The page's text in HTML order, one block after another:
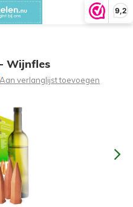
9,2
Wijnfles
Aan verlanglijst toevoegen